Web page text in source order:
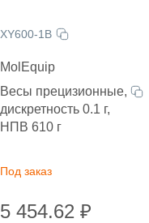
XY600-1B
MolEquip
Весы прецизионные,
дискретность 0.1 г,
НПВ 610 г
Под заказ
5 454.62 ₽